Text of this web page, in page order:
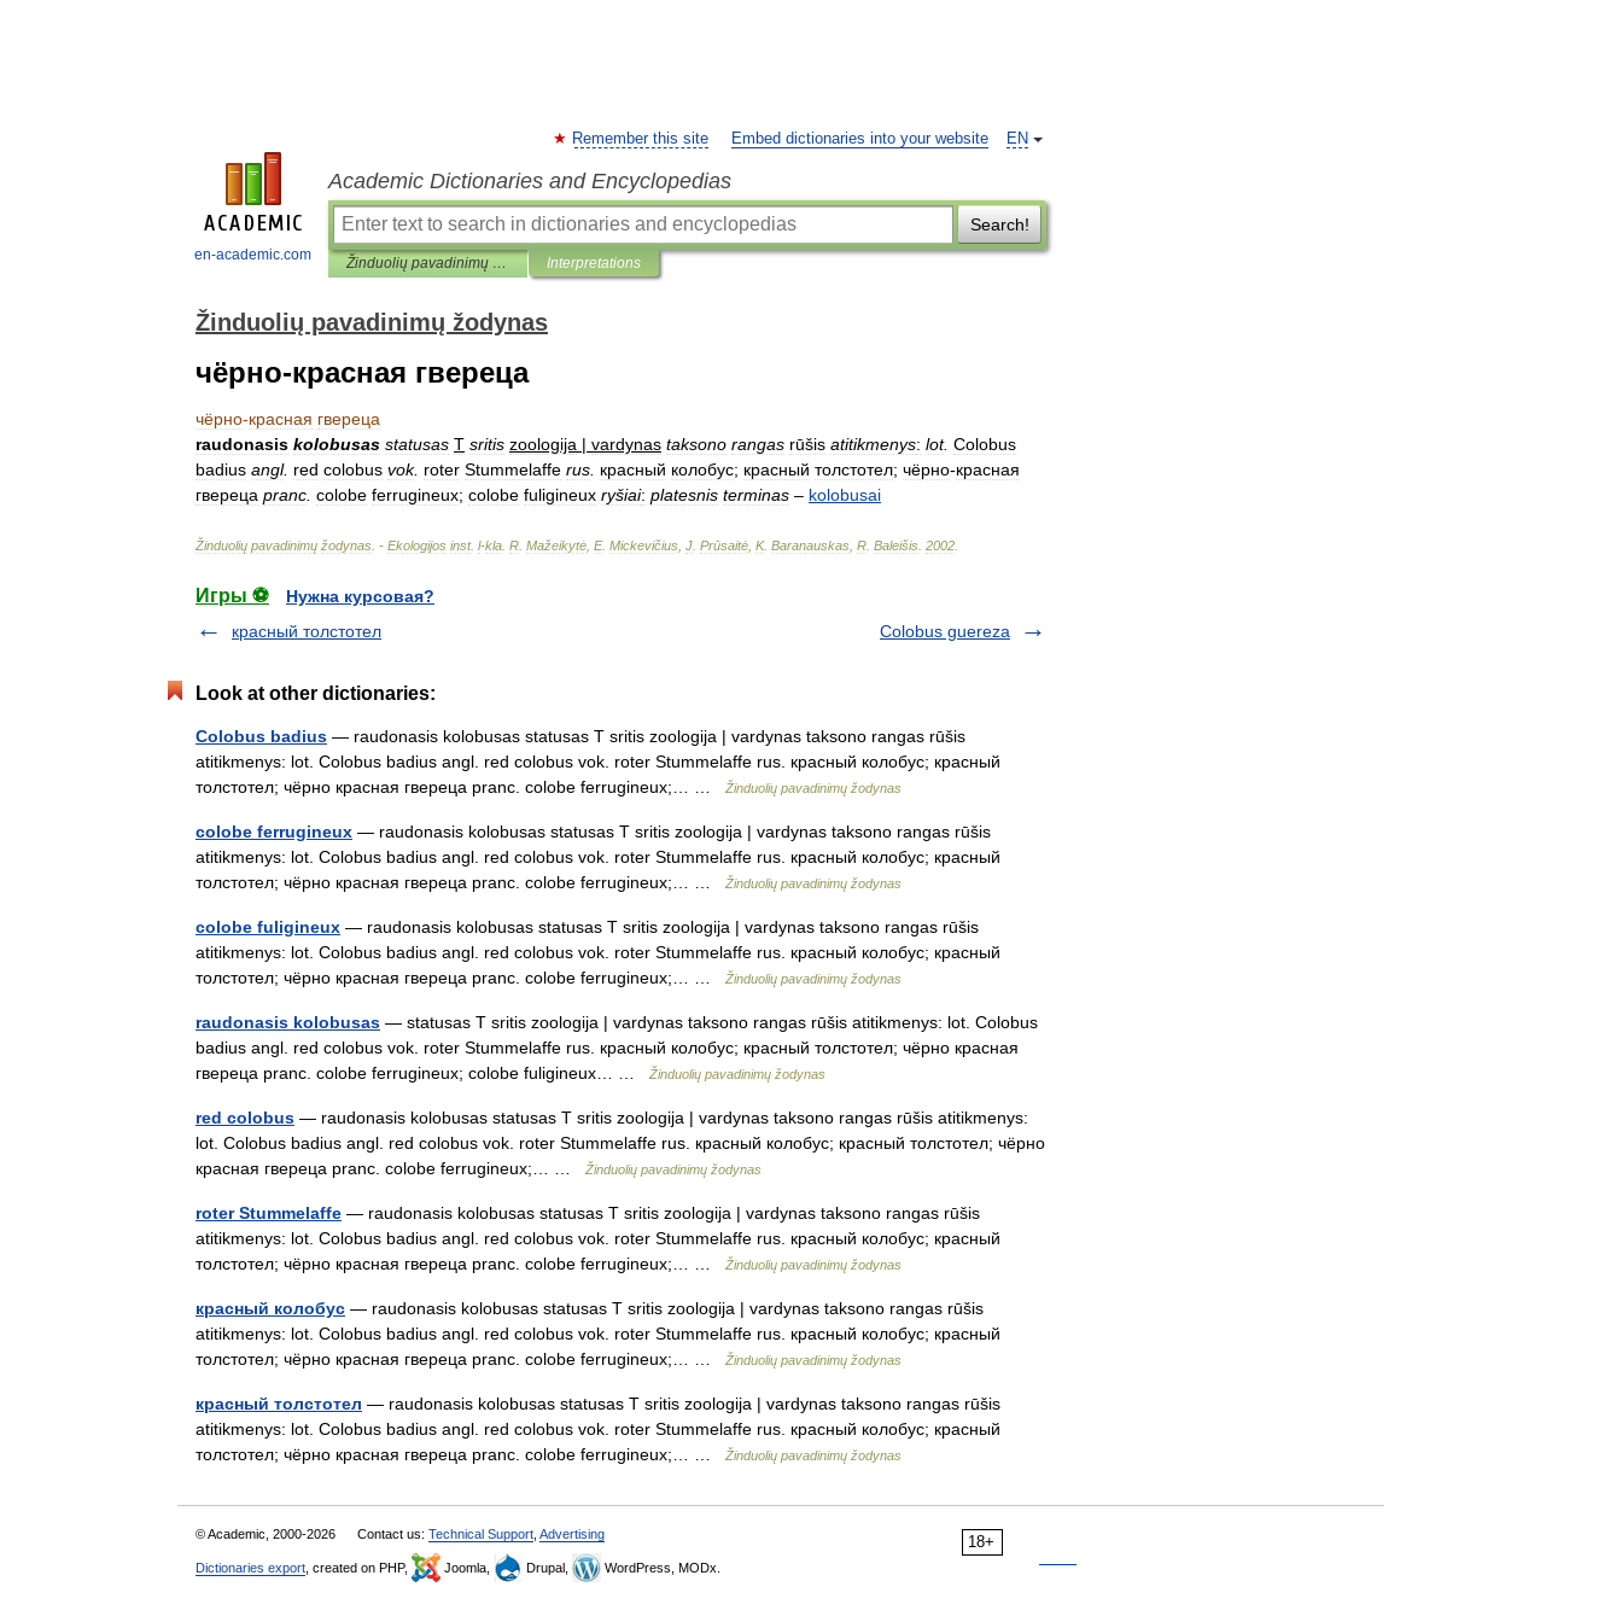
en-academic.com
EN
Remember this site Embed dictionaries into your website
Academic Dictionaries and Encyclopedias
Search!
Žinduolių pavadinimų žodynas Interpretations
Žinduolių pavadinimų žodynas
чёрно-красная гвереца
чёрно-красная гвереца
raudonasis kolobusas statusas T sritis zoologija | vardynas taksono rangas rūšis atitikmenys: lot. Colobus
badius angl. red colobus vok. roter Stummelaffe rus красный колобус; красный толстотел; чёрно-красная
гвереца pranc colobe ferrugineux; colobe fuligineux ryšiai: platesnis terminas – kolobusai
Žinduolių pavadinimų žodynas . - Ekologijos inst. l-kla R Mažeikytė E. Mickevičius J Prūsaitė K. Baranauskas R Baleišis 2002
Игры ⚽
Нужна курсовая?
красный толстотел
Colobus guereza
Look at other dictionaries:
Colobus badius — raudonasis kolobusas statusas T sritis zoologija | vardynas taksono rangas rūšis
atitikmenys: lot. Colobus badius angl. red colobus vok. roter Stummelaffe rus. красный колобус; красный
толстотел; чёрно красная гвереца pranc. colobe ferrugineux;… …
Žinduolių pavadinimų žodynas
colobe ferrugineux — raudonasis kolobusas statusas T sritis zoologija | vardynas taksono rangas rūšis
atitikmenys: lot. Colobus badius angl. red colobus vok. roter Stummelaffe rus. красный колобус; красный
толстотел; чёрно красная гвереца pranc. colobe ferrugineux;… …
Žinduolių pavadinimų žodynas
colobe fuligineux — raudonasis kolobusas statusas T sritis zoologija | vardynas taksono rangas rūšis
atitikmenys: lot. Colobus badius angl. red colobus vok. roter Stummelaffe rus. красный колобус; красный
толстотел; чёрно красная гвереца pranc. colobe ferrugineux;… …
Žinduolių pavadinimų žodynas
raudonasis kolobusas — statusas T sritis zoologija | vardynas taksono rangas rūšis atitikmenys: lot. Colobus
badius angl. red colobus vok. roter Stummelaffe rus. красный колобус; красный толстотел; чёрно красная
гвереца pranc. colobe ferrugineux; colobe fuligineux… …
Žinduolių pavadinimų žodynas
red colobus — raudonasis kolobusas statusas T sritis zoologija | vardynas taksono rangas rūšis atitikmenys:
lot. Colobus badius angl. red colobus vok. roter Stummelaffe rus. красный колобус; красный толстотел; чёрно
красная гвереца pranc. colobe ferrugineux;… …
Žinduolių pavadinimų žodynas
roter Stummelaffe — raudonasis kolobusas statusas T sritis zoologija | vardynas taksono rangas rūšis
atitikmenys: lot. Colobus badius angl. red colobus vok. roter Stummelaffe rus. красный колобус; красный
толстотел; чёрно красная гвереца pranc. colobe ferrugineux;… …
Žinduolių pavadinimų žodynas
красный колобус — raudonasis kolobusas statusas T sritis zoologija | vardynas taksono rangas rūšis
atitikmenys: lot. Colobus badius angl. red colobus vok. roter Stummelaffe rus. красный колобус; красный
толстотел; чёрно красная гвереца pranc. colobe ferrugineux;… …
Žinduolių pavadinimų žodynas
красный толстотел — raudonasis kolobusas statusas T sritis zoologija | vardynas taksono rangas rūšis
atitikmenys: lot. Colobus badius angl. red colobus vok. roter Stummelaffe rus. красный колобус; красный
толстотел; чёрно красная гвереца pranc. colobe ferrugineux;… …
Žinduolių pavadinimų žodynas
18+
© Academic, 2000-2026 Contact us: Technical Support Advertising
Dictionaries export , created on PHP, Joomla, Drupal, WordPress, MODx.